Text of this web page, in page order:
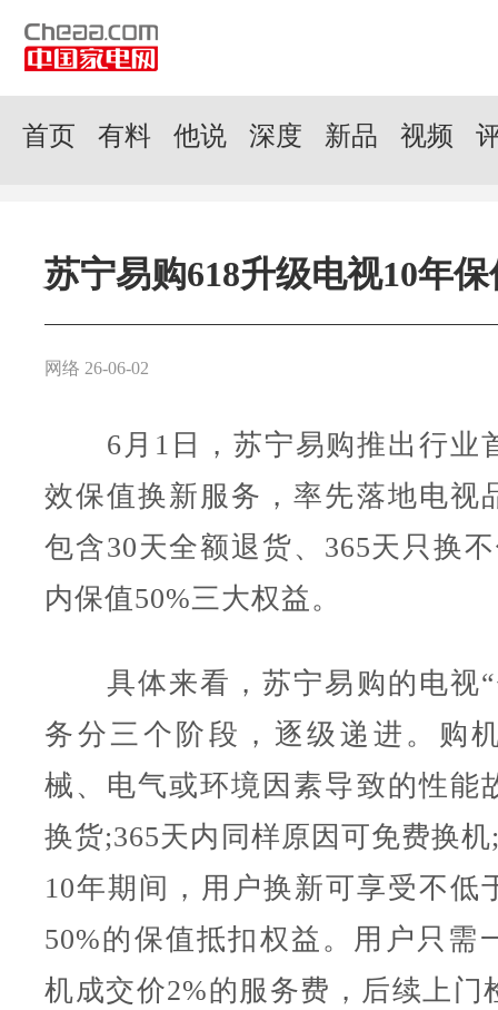
首页 有料 他说 深度 新品 视频
苏宁易购618升级电视10年
网络 26-06-02
6月1日，苏宁易购推出行业
效保值换新服务，率先落地电视
包含30天全额退货、365天只换
内保值50%三大权益。
具体来看，苏宁易购的电视“
务分三个阶段，逐级递进。购
械、电气或环境因素导致的性能
换货;365天内同样原因可免费换
10年期间，用户换新可享受不低
50%的保值抵扣权益。用户只需
机成交价2%的服务费，后续上门